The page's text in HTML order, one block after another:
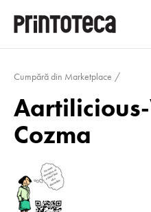
Cumpără din Marketplace
Cozma